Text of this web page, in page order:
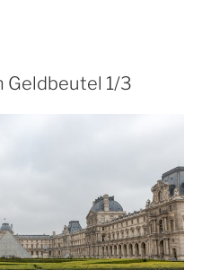
Geldbeutel 1/3